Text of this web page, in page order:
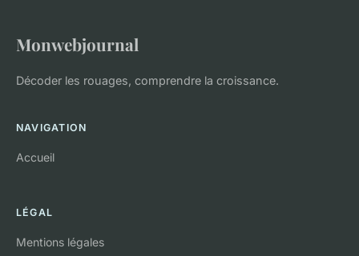
Monwebjournal
Décoder les rouages, comprendre la croissance.
NAVIGATION
Accueil
LÉGAL
Mentions légales